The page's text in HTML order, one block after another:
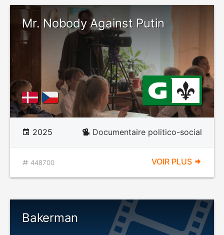
Mr. Nobody Against Putin
2025 Documentaire politico-social
448700 VOIR PLUS
Bakerman